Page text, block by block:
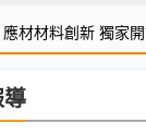
材材料創新 獨家